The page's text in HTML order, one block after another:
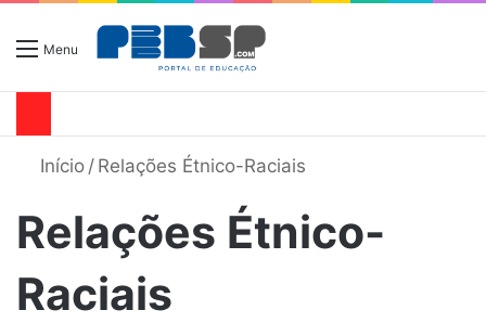
Menu
Início / Relações Étnico-Raciais
Relações Étnico-
Raciais